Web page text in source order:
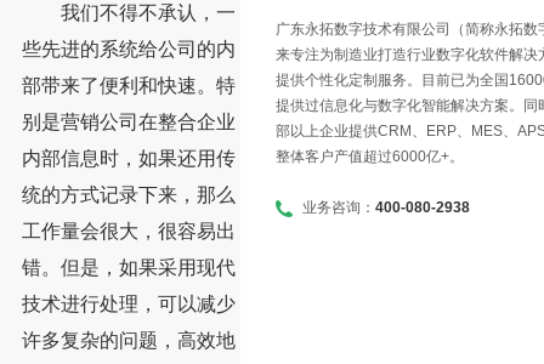
我们不得不承认，一
些先进的系统给公司的内
部带来了便利和快速。特
别是营销公司在整合企业
内部信息时，如果还用传
统的方式记录下来，那么
工作量会很大，很容易出
错。但是，如果采用现代
技术进行处理，可以减少
许多复杂的问题，高效地
广东永拓数字技术有限公司（简称永拓
来专注为制造业打造行业数字化软件解决
提供个性化定制服务。目前已为全国
提供过信息化与数字化智能解决方案。
部以上企业提供CRM、ERP、MES、
整体客户产值超过6000亿+。
业务咨询： 400-080-2938